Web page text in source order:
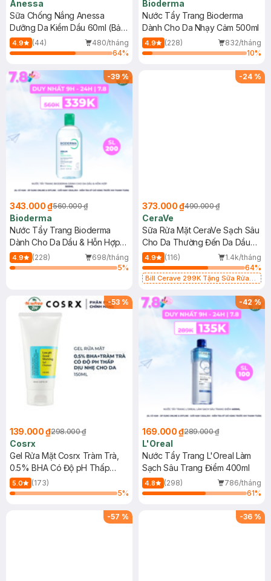
Anessa
Sữa Chống Nắng Anessa
Dưỡng Da Kiềm Dầu 60ml (Bản
Mới)
4.9 (44)
480/tháng
64%
Bioderma
Nước Tẩy Trang Bioderma
Dành Cho Da Nhạy Cảm 500ml
4.9 (228)
832/tháng
10%
-39%
343.000 ₫560.000 ₫
Bioderma
Nước Tẩy Trang Bioderma
Dành Cho Da Dầu & Hỗn Hợp
500ml
4.9 (228)
698/tháng
5%
-24 %
373.000 ₫490.000 ₫
CeraVe
Sữa Rửa Mặt CeraVe Sạch Sâu
Cho Da Thường Đến Da Dầu
473ml
4.9 (116)
1.4k/tháng
64%
Bill Cerave 299K Tặng Sữa Rửa
-53 %
139.000 ₫298.000 ₫
Cosrx
Gel Rửa Mặt Cosrx Tràm Trà,
0.5% BHA Có Độ pH Thấp
150ml
5.0
(173)
5%
-42%
169.000 ₫289.000 ₫
L'Oreal
Nước Tẩy Trang L'Oreal Làm
Sạch Sâu Trang Điểm 400ml
4.8 (298)
786/tháng
61%
-57 % -36 %